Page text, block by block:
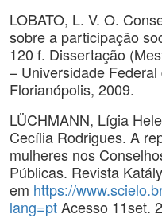
LOBATO, L. V. O.
sobre a participação
120 f. Dissertação
– Universidade
Florianópolis, 2009.
LÜCHMANN, Lígia
Cecília Rodrigues. A
mulheres nos
Públicas. Revista
em https://
lang=ptAcesso 11set.